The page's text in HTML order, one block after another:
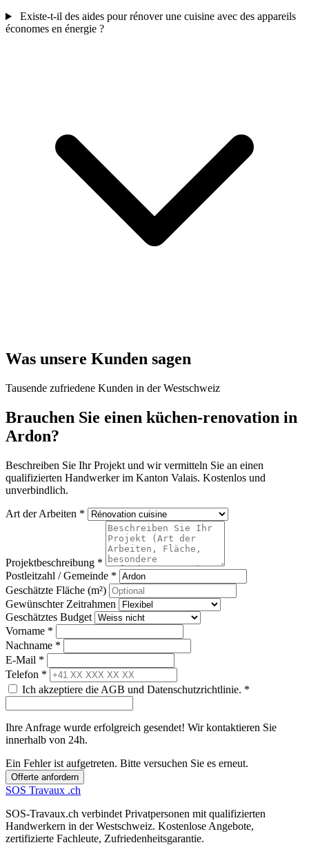
Existe-t-il des aides pour rénover une cuisine avec des appareils
économes en énergie ?
Was unsere Kunden sagen
Tausende zufriedene Kunden in der Westschweiz
Brauchen Sie einen küchen-renovation in
Ardon?
Beschreiben Sie Ihr Projekt und wir vermitteln Sie an einen
qualifizierten Handwerker im Kanton Valais. Kostenlos und
unverbindlich.
Art der Arbeiten *
Projektbeschreibung *
Postleitzahl / Gemeinde *
Geschätzte Fläche (m²)
Gewünschter Zeitrahmen
Geschätztes Budget
Vorname *
Nachname *
E-Mail *
Telefon *
Ich akzeptiere die AGB und Datenschutzrichtlinie. *
Ihre Anfrage wurde erfolgreich gesendet! Wir kontaktieren Sie
innerhalb von 24h.
Ein Fehler ist aufgetreten. Bitte versuchen Sie es erneut.
Offerte anfordern
SOS Travaux .ch
SOS-Travaux.ch verbindet Privatpersonen mit qualifizierten
Handwerkern in der Westschweiz. Kostenlose Angebote,
zertifizierte Fachleute, Zufriedenheitsgarantie.